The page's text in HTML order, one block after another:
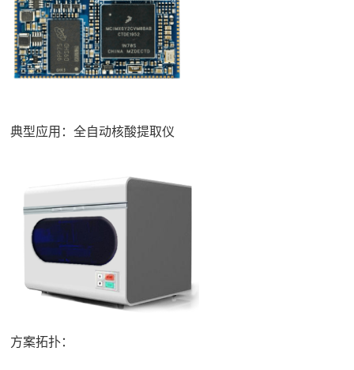
典型应用：全自动核酸提取仪
方案拓扑：